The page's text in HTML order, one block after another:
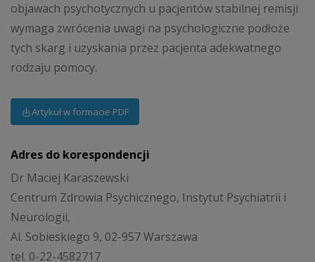
objawach psychotycznych u pacjentów stabilnej remisji
wymaga zwrócenia uwagi na psychologiczne podłoże
tych skarg i uzyskania przez pacjenta adekwatnego
rodzaju pomocy.
Artykuł w formacie PDF
Adres do korespondencji
Dr Maciej Karaszewski
Centrum Zdrowia Psychicznego, Instytut Psychiatrii i
Neurologii,
Al. Sobieskiego 9, 02-957 Warszawa
tel. 0-22-4582717